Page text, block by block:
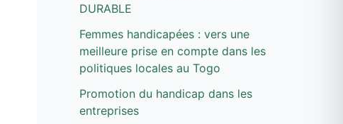
h
e
r
:
DURABLE
Femmes handicapées : vers une
meilleure prise en compte dans les
politiques locales au Togo
Promotion du handicap dans les
entreprises